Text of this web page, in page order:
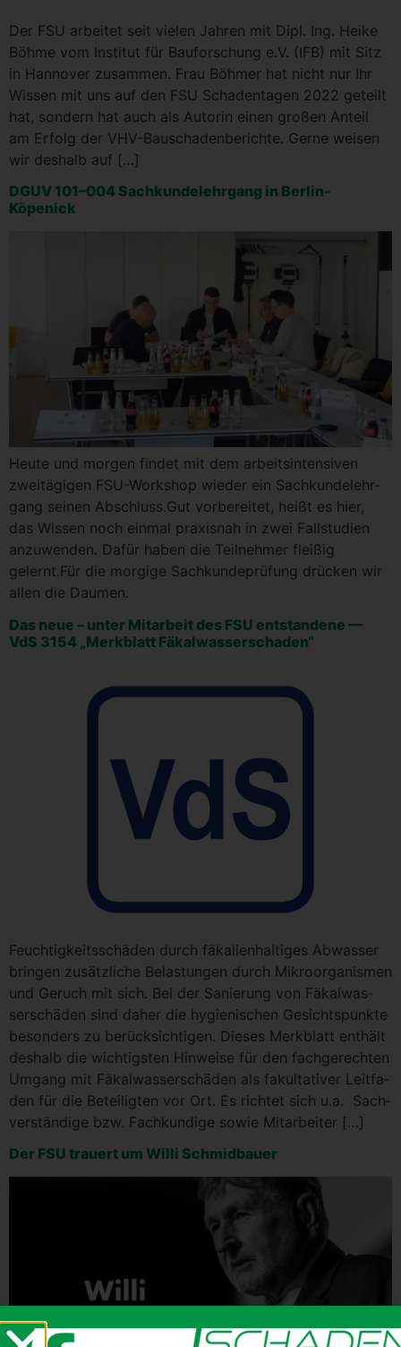
Der FSU arbei­tet seit vie­len Jah­ren mit Dipl. Ing. Hei­ke
Böh­me vom Insti­tut für Bau­for­schung e.V. (IFB) mit Sitz
in Han­no­ver zusam­men. Frau Böh­mer hat nicht nur Ihr
Wis­sen mit uns auf den FSU Scha­den­ta­gen 2022 geteilt
hat, son­dern hat auch als Autorin einen gro­ßen Anteil
am Erfolg der VHV-Bau­scha­den­be­rich­te. Ger­ne wei­sen
wir des­halb auf […]
DGUV 101–004 Sach­kun­de­lehr­gang in Berlin-
Köpenick
Heu­te und mor­gen fin­det mit dem arbeits­in­ten­si­ven
zwei­tä­gi­gen FSU-Work­­shop wie­der ein Sach­kun­de­lehr­
gang sei­nen Abschluss.Gut vor­be­rei­tet, heißt es hier,
das Wis­sen noch ein­mal pra­xis­nah in zwei Fall­stu­di­en
anzu­wen­den. Dafür haben die Teil­neh­mer flei­ßig
gelernt.Für die mor­gi­ge Sach­kun­de­prü­fung drü­cken wir
allen die Daumen.
Das neue – unter Mit­ar­beit des FSU ent­stan­de­ne —
VdS 3154 „Merk­blatt Fäkalwasserschaden“
Feuch­tig­keits­schä­den durch fäka­li­en­hal­ti­ges Abwas­ser
brin­gen zusätz­li­che Belas­tun­gen durch Mikro­or­ga­nis­men
und Geruch mit sich. Bei der Sanie­rung von Fäkal­was­
ser­schä­den sind daher die hygie­ni­schen Gesichts­punk­te
beson­ders zu berück­sich­ti­gen. Die­ses Merk­blatt ent­hält
des­halb die wich­tigs­ten Hin­wei­se für den fach­ge­rech­ten
Umgang mit Fäkal­was­ser­schä­den als fakul­ta­ti­ver Leit­fa­
den für die Betei­lig­ten vor Ort. Es rich­tet sich u.a. Sach­
ver­stän­di­ge bzw. Fach­kun­di­ge sowie Mitarbeiter […]
Der FSU trau­ert um Wil­li Schmidbauer